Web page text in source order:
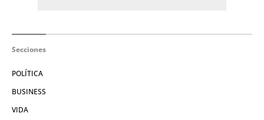
Secciones
POLÍTICA
BUSINESS
VIDA